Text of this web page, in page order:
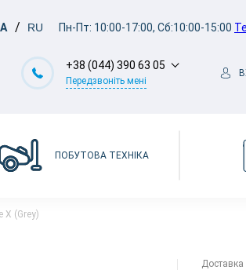
RU Пн-Пт: 10:00-17:00, Сб:10:00-15:00
+38 (044) 390 63 05
Передзвоніть мені
ПОБУТОВА ТЕХНІКА
X (Grey)
Доставка